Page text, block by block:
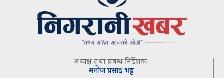
अध्यक्ष तथा प्रबन्ध निर्देशकः
मनोज प्रसाद भट्ट